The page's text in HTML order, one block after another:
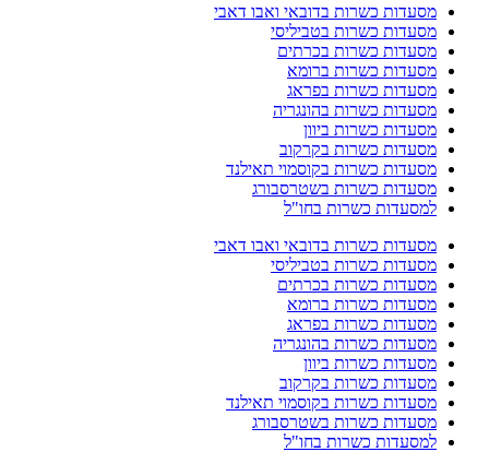
מסעדות כשרות בדובאי ואבו דאבי
מסעדות כשרות בטביליסי
מסעדות כשרות בכרתים
מסעדות כשרות ברומא
מסעדות כשרות בפראג
מסעדות כשרות בהונגריה
מסעדות כשרות ביוון
מסעדות כשרות בקרקוב
מסעדות כשרות בקוסמוי תאילנד
מסעדות כשרות בשטרסבורג
למסעדות כשרות בחו"ל
מסעדות כשרות בדובאי ואבו דאבי
מסעדות כשרות בטביליסי
מסעדות כשרות בכרתים
מסעדות כשרות ברומא
מסעדות כשרות בפראג
מסעדות כשרות בהונגריה
מסעדות כשרות ביוון
מסעדות כשרות בקרקוב
מסעדות כשרות בקוסמוי תאילנד
מסעדות כשרות בשטרסבורג
למסעדות כשרות בחו"ל